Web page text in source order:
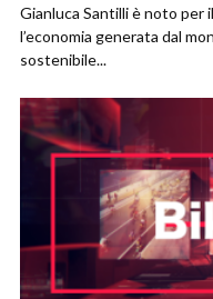
Gianluca Santilli è noto per
l’economia generata dal
sostenibile...